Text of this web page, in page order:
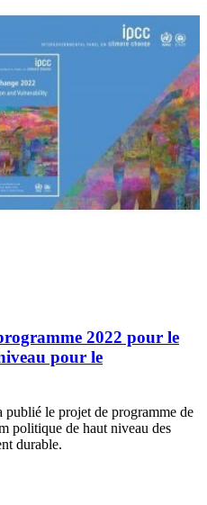
2022 pour le
pour le
publié le projet de programme de
politique de haut niveau des
durable.